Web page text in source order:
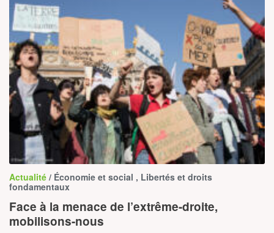
Actualité / Économie et social , Libertés et droits
fondamentaux
Face à la menace de l’extrême-droite,
mobilisons-nous